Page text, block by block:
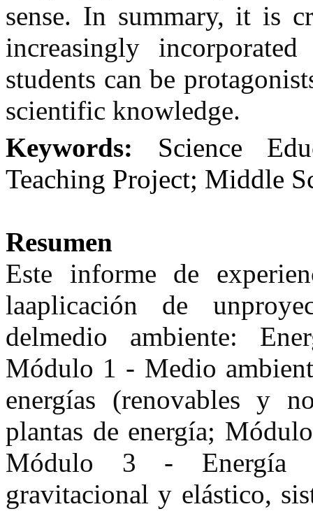
sense. In summary, it is
increasingly
students can be
scientific knowledge.
Keywords: Science
Teaching Project; Middle
Resumen
Este informe de
laaplicación de
delmedio ambiente:
Módulo 1 - Medio
energías (renovables y
plantas de energía;
Módulo 3 - Energía
gravitacional y elástico,